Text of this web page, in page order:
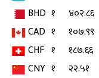
BHD १ ४०२.८६
CAD १ १०७.९९
CHF १ १८७.६६
CNY १ २२.५१